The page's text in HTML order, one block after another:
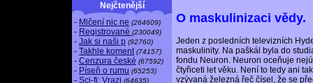
Nejčtenější
- Mlčení nic ne (264609)
- Registrované (230049)
- Jak si naši p (92760)
- Takhle koment (74157)
- Cenzura české (67592)
- Píseň o rumu (65253)
- Sci-fi: Vrazi (64635)
O maskulinizaci vědy.
Jeden z posledních televizních
maskulinity. Na paškál byla do
fondu Neuron. Neuron oceňuje
čtyřiceti let věku. Není to tedy ani
vzývaná železná řeč čísel, že se